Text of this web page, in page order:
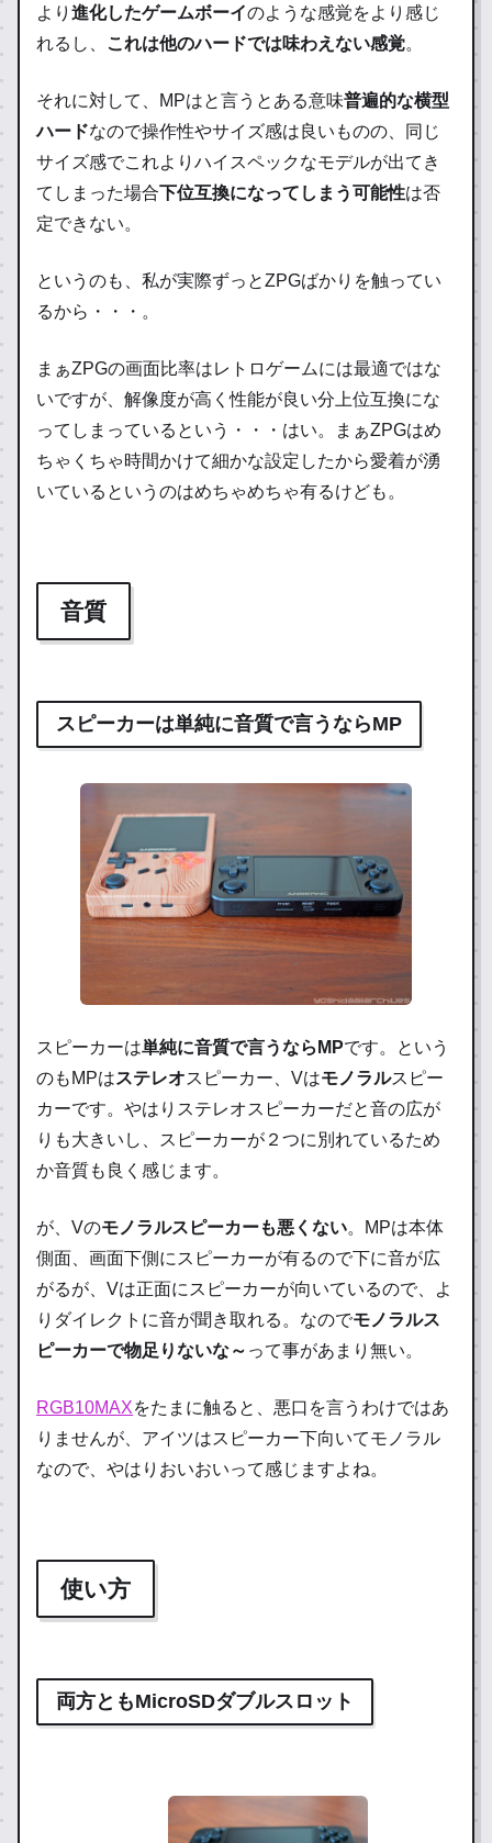
より 進化したゲームボーイのような感覚をより感じ
れるし、
これは他のハードでは味わえない感覚。
それに対して、MPはと言うとある意味普遍的な横型
ハードなので操作性やサイズ感は良いものの、同じ
サイズ感でこれよりハイスペックなモデルが出てき
てしまった場合下位互換になってしまう可能性は否
定できない。
というのも、私が実際ずっとZPGばかりを触ってい
るから・・・。
まぁZPGの画面比率はレトロゲームには最適ではな
いですが、解像度が高く性能が良い分上位互換にな
ってしまっているという・・・はい。まぁZPGはめ
ちゃくちゃ時間かけて細かな設定したから愛着が湧
いているというのはめちゃめちゃ有るけども。
音質
スピーカーは単純に音質で言うならMP
スピーカーは単純に音質で言うならMPです。という
のもMPはステレオスピーカー、Vはモノラルスピー
カーです。やはりステレオスピーカーだと音の広が
りも大きいし、スピーカーが２つに別れているため
か音質も良く感じます。
が、Vのモノラルスピーカーも悪くない。MPは本体
側面、画面下側にスピーカーが有るので下に音が広
がるが、Vは正面にスピーカーが向いているので、よ
りダイレクトに音が聞き取れる。なのでモノラルス
ピーカーで物足りないな～ って事があまり無い。
RGB10MAXをたまに触ると、悪口を言うわけではあ
りませんが、アイツはスピーカー下向いてモノラル
なので、やはりおいおいって感じますよね。
使い方
両方ともMicroSDダブルスロット